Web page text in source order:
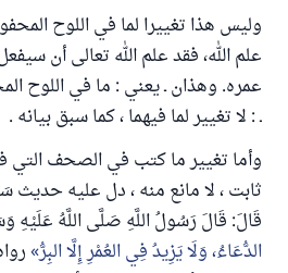
وليس هذا تغييرا لما في اللوح
علم الله، فقد علم الله تعالى أن
عمره. وهذان ـ يعني : ما في اللوح
ـ : لا تغيير لما فيهما ، كما سبق بيانه .
وأما تغيير ما كتب في الصحف التي
ثابت ، لا مانع منه ، دل عليه حديث
قَالَ: قَالَ رَسُولُ اللَّهِ صَلَّى اللَّهُ عَلَيْهِ
الدُّعَاءُ، وَلَا يَزِيدُ فِي العُمْرِ إِلَّا البِرُّ